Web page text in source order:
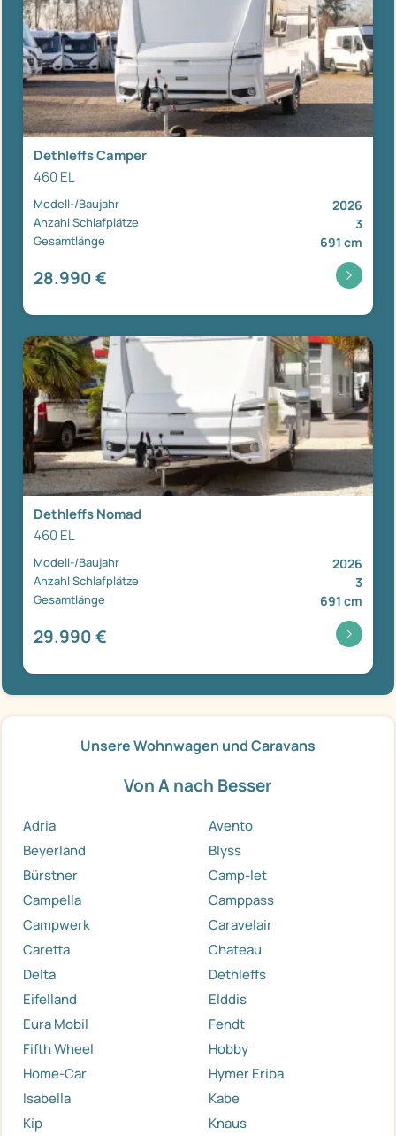
Dethleffs Camper
460 EL
Modell-/Baujahr 2026
Anzahl Schlafplätze 3
Gesamtlänge 691 cm
28.990 €
Dethleffs Nomad
460 EL
Modell-/Baujahr 2026
Anzahl Schlafplätze 3
Gesamtlänge 691 cm
29.990 €
Unsere Wohnwagen und Caravans
Von A nach Besser
Adria
Avento
Beyerland
Blyss
Bürstner
Camp-let
Campella
Camppass
Campwerk
Caravelair
Caretta
Chateau
Delta
Dethleffs
Eifelland
Elddis
Eura Mobil
Fendt
Fifth Wheel
Hobby
Home-Car
Hymer Eriba
Isabella
Kabe
Kip
Knaus